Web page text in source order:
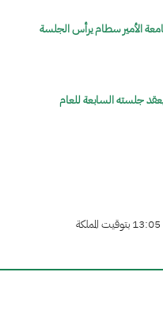
الأمير سطام يرأس الجلسة
جلسته السابعة للعام
تاريخ آخر تعديل 13/05/2025 - 13:05 بتوقيت المملكة